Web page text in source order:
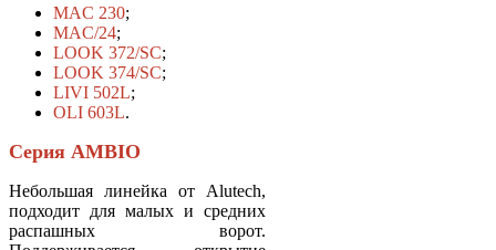
MAC 230;
MAC/24;
LOOK 372/SC;
LOOK 374/SC;
LIVI 502L;
OLI 603L.
Серия AMBIO
Небольшая линейка от Alutech,
подходит для малых и средних
распашных ворот.